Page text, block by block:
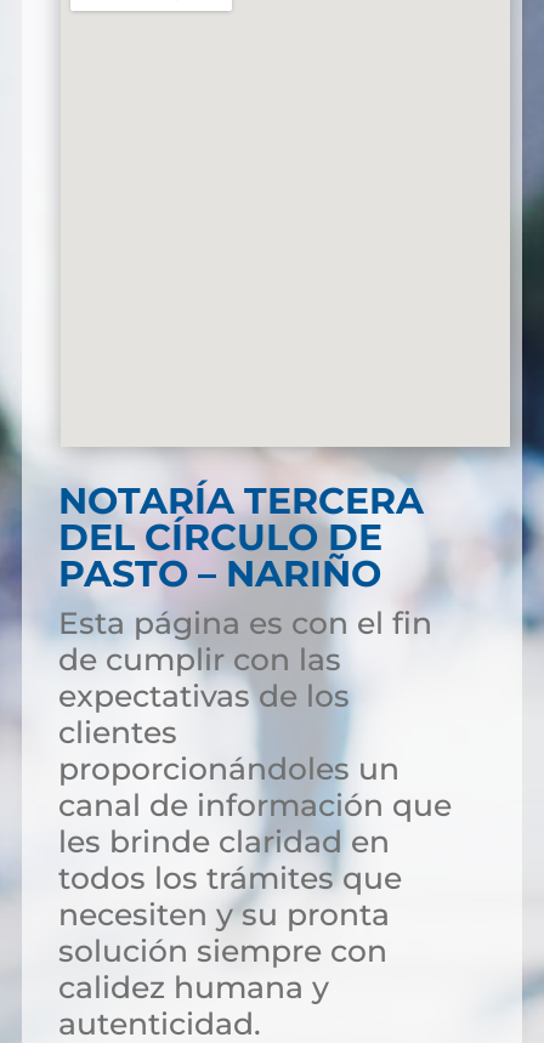
NOTARÍA TERCERA
DEL CÍRCULO DE
PASTO – NARIÑO
Esta página es con el fin
de cumplir con las
expectativas de los
clientes
proporcionándoles un
canal de información que
les brinde claridad en
todos los trámites que
necesiten y su pronta
solución siempre con
calidez humana y
autenticidad.